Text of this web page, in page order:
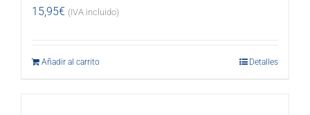
15,95€ (IVA incluido)
Añadir al carrito Detalles